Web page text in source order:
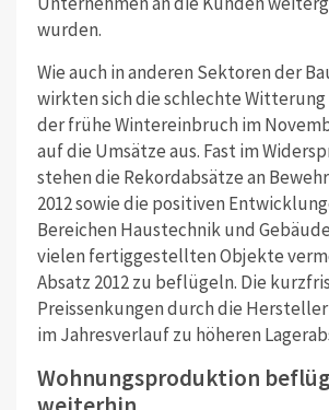
wurden.
Wie auch in anderen Sektoren der
wirkten sich die schlechte Witterung
der frühe Wintereinbruch im
auf die Umsätze aus. Fast im
stehen die Rekordabsätze an
2012 sowie die positiven
Bereichen Haustechnik und
vielen fertiggestellten Objekte
Absatz 2012 zu beflügeln. Die
Preissenkungen durch die
im Jahresverlauf zu höheren
Wohnungsproduktion